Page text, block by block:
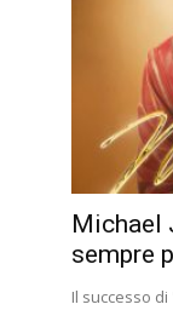
Michael
sempre
Il successo